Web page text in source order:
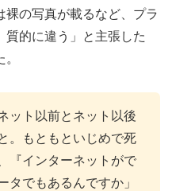
の写真が載るなど、プラ
的に違う」と主張した
ット以前とネット以後
。もともといじめで死
『インターネットがで
タでもあるんですか」